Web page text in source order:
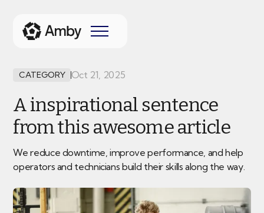
CATEGORY Oct 21, 2025
A inspirational sentence
from this awesome article
We reduce downtime, improve performance, and help
operators and technicians build their skills along the way.